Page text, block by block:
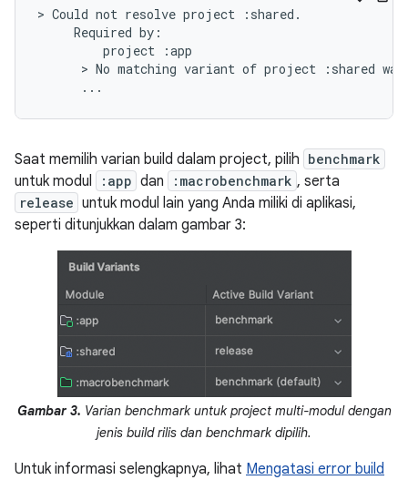
> Could not resolve project :shared.
     Required by:
         project :app
> No matching variant of project :shared was
Saat memilih varian build dalam project, pilih benchmark
untuk modul :app dan :macrobenchmark , serta
release untuk modul lain yang Anda miliki di aplikasi,
seperti ditunjukkan dalam gambar 3:
Gambar 3. Varian benchmark untuk project multi-modul dengan
jenis build rilis dan benchmark dipilih.
Untuk informasi selengkapnya, lihat Mengatasi error build